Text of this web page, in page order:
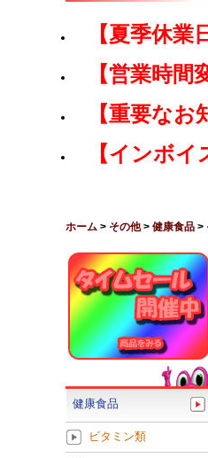
【夏季休
【営業時間
【重要な
【インボ
ホーム > その他> 健康食品 >
健康食品
ビタミン類